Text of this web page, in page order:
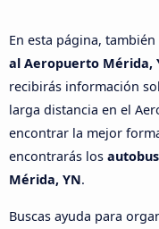
En esta página,
al Aeropuerto Mérida,
recibirás información
larga distancia en el
encontrar la mejor
encontrarás los
Mérida, YN.
Buscas ayuda para